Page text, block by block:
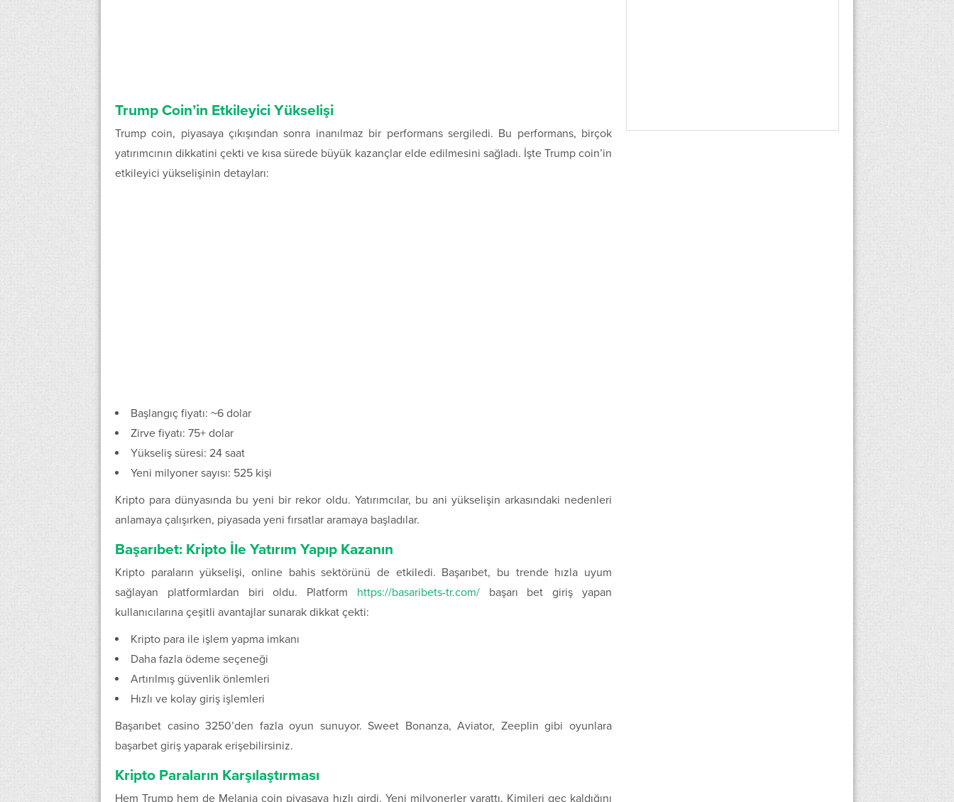
Trump Coin’in Etkileyici Yükselişi
Trump coin, piyasaya çıkışından sonra inanılmaz bir performans sergiledi. Bu performans, birçok
yatırımcının dikkatini çekti ve kısa sürede büyük kazançlar elde edilmesini sağladı. İşte Trump coin’in
etkileyici yükselişinin detayları:
Başlangıç fiyatı: ~6 dolar
Zirve fiyatı: 75+ dolar
Yükseliş süresi: 24 saat
Yeni milyoner sayısı: 525 kişi
Kripto para dünyasında bu yeni bir rekor oldu. Yatırımcılar, bu ani yükselişin arkasındaki nedenleri
anlamaya çalışırken, piyasada yeni fırsatlar aramaya başladılar.
Başarıbet: Kripto İle Yatırım Yapıp Kazanın
Kripto paraların yükselişi, online bahis sektörünü de etkiledi. Başarıbet, bu trende hızla uyum
sağlayan platformlardan biri oldu. Platform https://basaribets-tr.com/başarı bet giriş yapan
kullanıcılarına çeşitli avantajlar sunarak dikkat çekti:
Kripto para ile işlem yapma imkanı
Daha fazla ödeme seçeneği
Artırılmış güvenlik önlemleri
Hızlı ve kolay giriş işlemleri
Başarıbet casino 3250’den fazla oyun sunuyor. Sweet Bonanza, Aviator, Zeeplin gibi oyunlara
başarbet giriş yaparak erişebilirsiniz.
Kripto Paraların Karşılaştırması
Hem Trump hem de Melania coin piyasaya hızlı girdi. Yeni milyonerler yarattı. Kimileri geç kaldığını